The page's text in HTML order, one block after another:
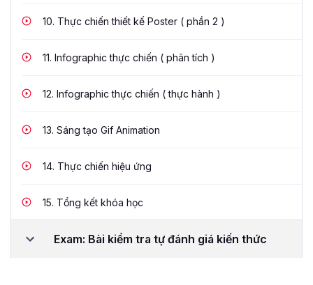
10. Thực chiến thiết kế Poster ( phần 2 )
11. Infographic thực chiến ( phân tích )
12. Infographic thực chiến ( thực hành )
13. Sáng tạo Gif Animation
14. Thực chiến hiệu ứng
15. Tổng kết khóa học
Exam: Bài kiểm tra tự đánh giá kiến thức